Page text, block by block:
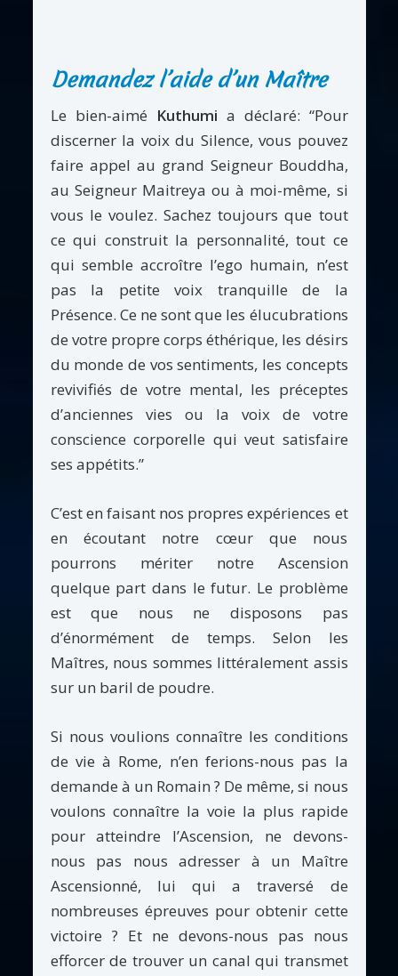
Demandez l’aide d’un Maître
Le bien-aimé Kuthumi a déclaré: “Pour
discerner la voix du Silence, vous pouvez
faire appel au grand Seigneur Bouddha,
au Seigneur Maitreya ou à moi-même, si
vous le voulez. Sachez toujours que tout
ce qui construit la personnalité, tout ce
qui semble accroître l’ego humain, n’est
pas la petite voix tranquille de la
Présence. Ce ne sont que les élucubrations
de votre propre corps éthérique, les désirs
du monde de vos sentiments, les concepts
revivifiés de votre mental, les préceptes
d’anciennes vies ou la voix de votre
conscience corporelle qui veut satisfaire
ses appétits.”
C’est en faisant nos propres expériences et
en écoutant notre cœur que nous
pourrons mériter notre Ascension
quelque part dans le futur. Le problème
est que nous ne disposons pas
d’énormément de temps. Selon les
Maîtres, nous sommes littéralement assis
sur un baril de poudre.
Si nous voulions connaître les conditions
de vie à Rome, n’en ferions-nous pas la
demande à un Romain ? De même, si nous
voulons connaître la voie la plus rapide
pour atteindre l’Ascension, ne devons-
nous pas nous adresser à un Maître
Ascensionné, lui qui a traversé de
nombreuses épreuves pour obtenir cette
victoire ? Et ne devons-nous pas nous
efforcer de trouver un canal qui transmet